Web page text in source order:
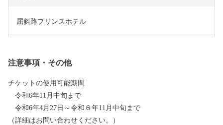
屈斜路プリンスホテル
注意事項・その他
チケットの使用可能期間
令和6年11月中旬まで
令和6年4月27日～令和６年11月中旬まで
（詳細はお問い合わせください。）